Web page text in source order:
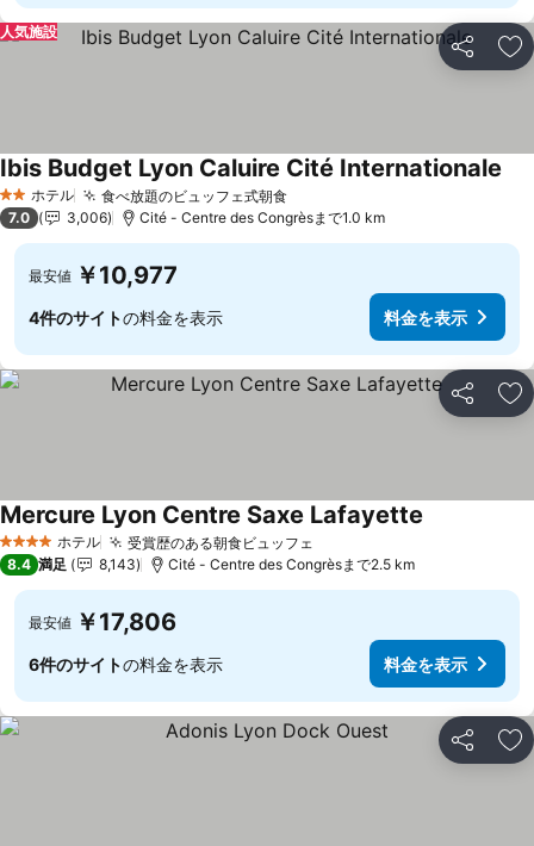
シェア お
人気施設
2 ホテルのランク
ホテル 食べ放題のビュッフェ式朝食料金を表示
Ibis Budget Lyon Caluire Cité Internationale
7.0 3,006 Cité - Centre des Congrèsまで1.0 km
最安値 ￥10,977
4件のサイトの料金を表示 料金を表示
シェア お
4 ホテルのランク
ホテル 受賞歴のある朝食ビュッフェ
Mercure Lyon Centre Saxe Lafayette
8.4 満足 8,143 Cité - Centre des Congrèsまで2.5 km
最安値 ￥17,806
6件のサイトの料金を表示 料金を表示
シェア お